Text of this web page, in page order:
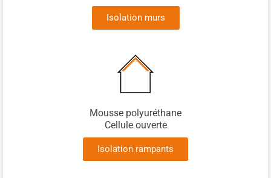
Isolation murs
Mousse polyuréthane
Cellule ouverte
Isolation rampants